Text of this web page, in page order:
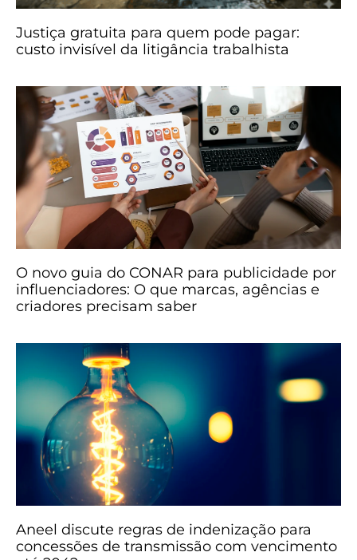
Justiça gratuita para quem pode pagar:
custo invisível da litigância trabalhista
O novo guia do CONAR para publicidade por
influenciadores: O que marcas, agências e
criadores precisam saber
Aneel discute regras de indenização para
concessões de transmissão com vencimento